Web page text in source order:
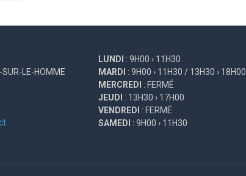
LE-HOMME
LUNDI : 9H00 › 11H30
MARDI : 9H00 › 11H30 / 13H30 › 18H00
MERCREDI : FERMÉ
JEUDI : 13H30 › 17H00
VENDREDI : FERMÉ
SAMEDI : 9H00 › 11H30